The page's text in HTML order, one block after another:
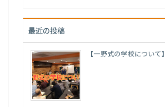
最近の投稿
【一野式の学校について】